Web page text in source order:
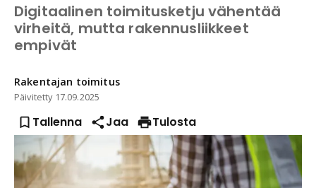
Digitaalinen toimitusketju vähentää
virheitä, mutta rakennusliikkeet
empivät
Rakentajan toimitus
Päivitetty 17.09.2025
Tallenna Jaa Tulosta